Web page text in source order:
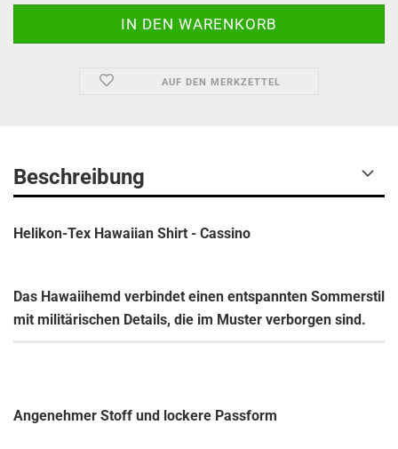
AUF DEN MERKZETTEL
Beschreibung
Helikon-Tex Hawaiian Shirt - Cassino
Das Hawaiihemd verbindet einen entspannten Sommerstil
mit militärischen Details, die im Muster verborgen sind.
Angenehmer Stoff und lockere Passform